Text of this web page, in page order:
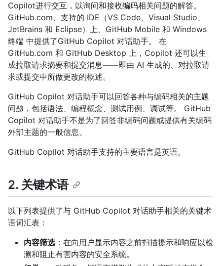
Copilot进行交互，以询问和接收编码相关问题的解答。
GitHub.com、支持的 IDE（VS Code、Visual Studio、
JetBrains 和 Eclipse）上、GitHub Mobile 和 Windows
终端 中提供了GitHub Copilot 对话助手。 在
GitHub.com 和 GitHub Desktop 上，Copilot 还可以生
成拉取请求摘要和提交消息——即由 AI 生成的、对拉取请
求或提交中所做更改的概述。
GitHub Copilot 对话助手可以回答各种与编码相关的主题
问题，包括语法、编程概念、测试用例、调试等。 GitHub
Copilot 对话助手不是为了回答非编码问题或提供有关编码
外部主题的一般信息。
GitHub Copilot 对话助手支持的主要语言是英语。
2. 关键术语
以下列表提供了与 GitHub Copilot 对话助手相关的关键术
语词汇表：
内容筛选：在向用户显示内容之前扫描提示和响应以检
测和阻止有害内容的安全系统。